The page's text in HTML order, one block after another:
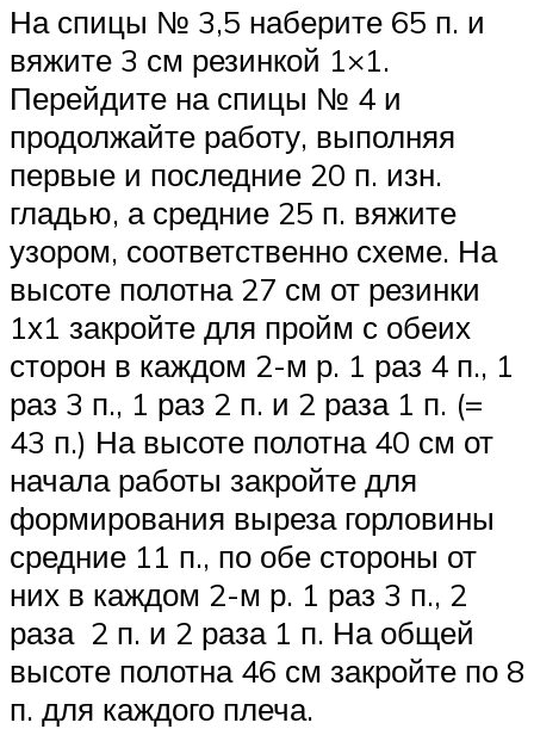
На спицы № 3,5 наберите 65 п. и
вяжите 3 см резинкой 1×1.
Перейдите на спицы № 4 и
продолжайте работу, выполняя
первые и последние 20 п. изн.
гладью, а средние 25 п. вяжите
узором, соответственно схеме. На
высоте полотна 27 см от резинки
1х1 закройте для пройм с обеих
сторон в каждом 2-м р. 1 раз 4 п., 1
раз 3 п., 1 раз 2 п. и 2 раза 1 п. (=
43 п.) На высоте полотна 40 см от
начала работы закройте для
формирования выреза горловины
средние 11 п., по обе стороны от
них в каждом 2-м р. 1 раз 3 п., 2
раза 2 п. и 2 раза 1 п. На общей
высоте полотна 46 см закройте по 8
п. для каждого плеча.